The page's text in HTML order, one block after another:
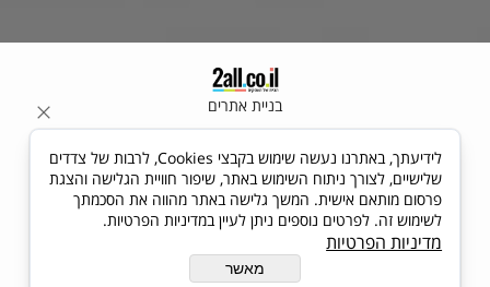
בניית אתרים
לידיעתך, באתרנו נעשה שימוש בקבצי Cookies, לרבות של צדדים
שלישיים, לצורך ניתוח השימוש באתר, שיפור חוויית הגלישה והצגת
פרסום מותאם אישית. המשך גלישה באתר מהווה את הסכמתך
לשימוש זה. לפרטים נוספים ניתן לעיין במדיניות הפרטיות.
מדיניות הפרטיות
מאשר